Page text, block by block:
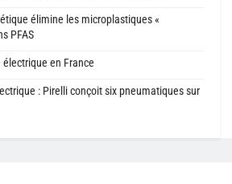
élimine les microplastiques «
PFAS
électrique en France
: Pirelli conçoit six pneumatiques sur